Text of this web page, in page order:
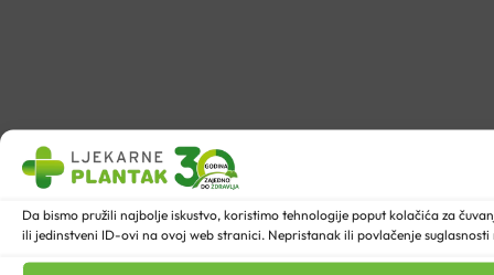
Da bismo pružili najbolje iskustvo, koristimo tehnologije poput kolačića za
ili jedinstveni ID-ovi na ovoj web stranici. Nepristanak ili povlačenje